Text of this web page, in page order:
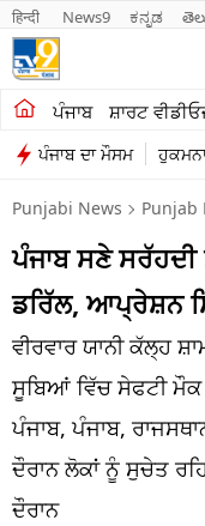
हिन्दी News9 ಕನ್ನಡ
ਪੰਜਾਬ ਸ਼ਾਰਟ
ਪੰਜਾਬ ਦਾ ਮੌਸਮ
ਖੇਤੀਬਾੜੀ
ਸ਼ਾਰਟ ਵੀਡੀਓਜ਼
ਕਾਰੋਬਾਰ
ਕਰਿਅਰ
ਮਨੋਰੰਜਨ
ਦੇਸ਼
ਲਾਈਫ ਸਟਾਈਲ
ਪੰਜਾਬ
Punjabi News Punjab
ਪੰਜਾਬ ਸਣੇ
ਡਰਿੱਲ, ਆਪ੍ਰੇਸ਼ਨ
ਵੀਰਵਾਰ ਯਾਨੀ ਕੱਲ੍ਹ
ਸੂਬਿਆਂ ਵਿੱਚ ਸੇਫਟੀ
ਪੰਜਾਬ, ਪੰਜਾਬ,
ਦੌਰਾਨ ਲੋਕਾਂ ਨੂੰ ਸੁਚੇਤ
ਦੌਰਾਨ